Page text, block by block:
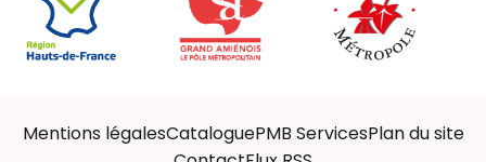
Mentions légalesCataloguePMB ServicesPlan du site